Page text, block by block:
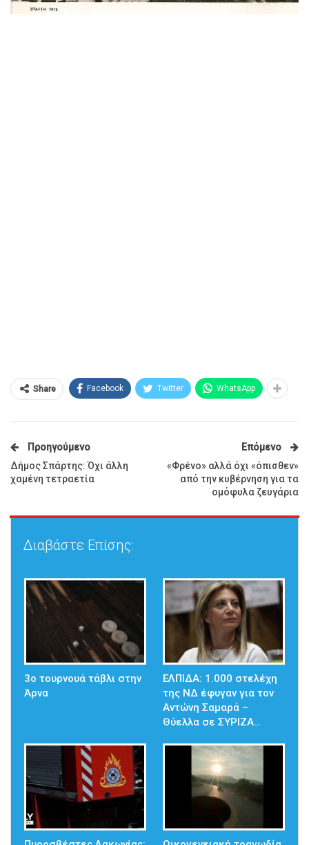
Share Facebook Twitter WhatsApp
Προηγούμενο
Δήμος Σπάρτης: Όχι άλλη
χαμένη τετραετία
Επόμενο
«Φρένο» αλλά όχι «όπισθεν»
από την κυβέρνηση για τα
ομόφυλα ζευγάρια
Διαβάστε Επίσης:
3ο τουρνουά τάβλι στην
Άρνα
ΕΛΠΙΔΑ: 1.000 στελέχη
της ΝΔ έφυγαν για τον
Αντώνη Σαμαρά –
Θύελλα σε ΣΥΡΙΖΑ…